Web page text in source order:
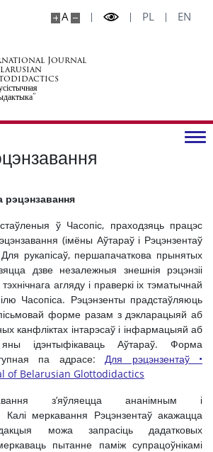
A PL EN
Journal
рэцэнзавання
ў Часопіс, праходзяць працэс
(імёны Аўтараў і Рэцэнзентаў
рукапісаў, першапачаткова прынятых
дзве незалежныя знешнія рэцэнзіі
агляду і праверкі іх тэматычнай
Часопіса. Рэцэнзенты прадстаўляюць
форме разам з дэкларацыяй аб
канфліктах інтарэсаў і інфармацыяй аб
ідэнтыфікаваць Аўтараў. Форма
па адрасе: Для рэцэнзентаў •
of Belarusian Glottodidactics
з’яўляецца ананімным і
Калі меркавання Рэцэнзентаў акажацца
можа запрасіць дадатковых
пытанне паміж супрацоўнікамі